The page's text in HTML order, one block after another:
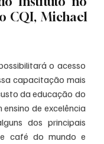
CQI, Michael
o acesso
capacitação mais
da educação do
de excelência
dos principais
café do mundo e